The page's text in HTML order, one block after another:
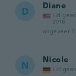
D Diane
Lid
2016
ongeveer
N Nicole
Lid